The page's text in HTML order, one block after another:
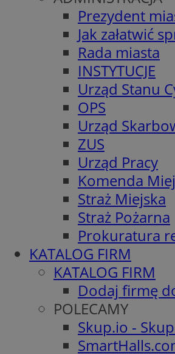
Prezydent
Jak załatwić
Rada miasta
INSTYTUCJE
Urząd Stanu
OPS
Urząd
ZUS
Urząd Pracy
Komenda
Straż Miejska
Straż Pożarna
Prokuratura
KATALOG FIRM
KATALOG FIRM
Dodaj firmę
POLECAMY
Skup.io -